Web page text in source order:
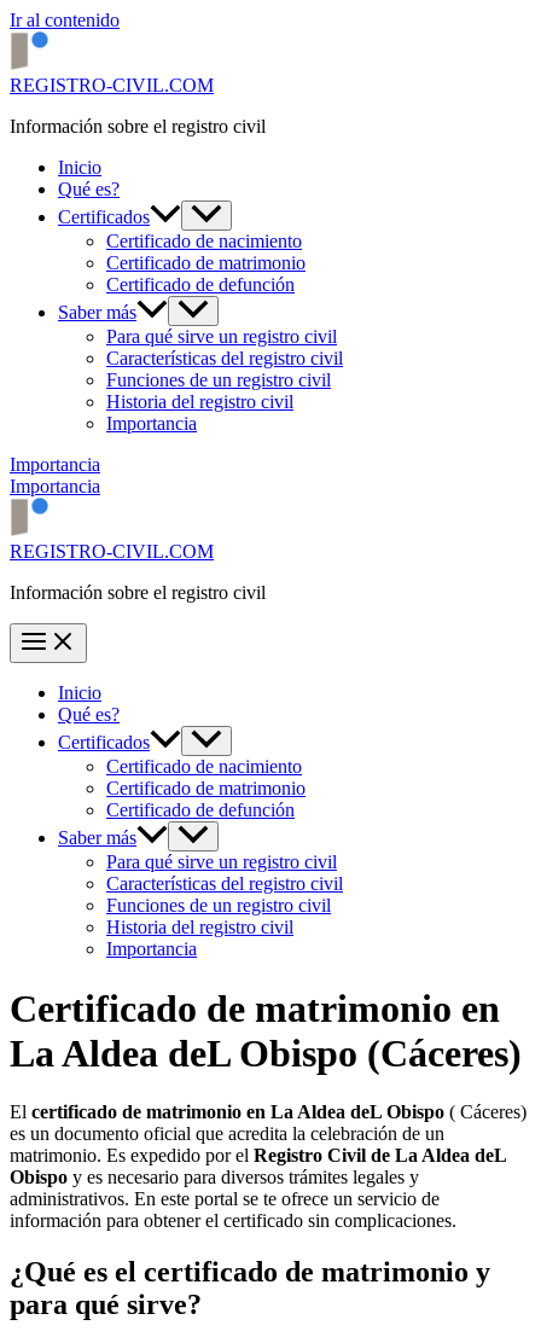
Ir al contenido
REGISTRO-CIVIL.COM
Información sobre el registro civil
Inicio
Qué es?
Certificados
Certificado de nacimiento
Certificado de matrimonio
Certificado de defunción
Saber más
Para qué sirve un registro civil
Características del registro civil
Funciones de un registro civil
Historia del registro civil
Importancia
Importancia
Importancia
REGISTRO-CIVIL.COM
Información sobre el registro civil
Inicio
Qué es?
Certificados
Certificado de nacimiento
Certificado de matrimonio
Certificado de defunción
Saber más
Para qué sirve un registro civil
Características del registro civil
Funciones de un registro civil
Historia del registro civil
Importancia
Certificado de matrimonio en
La Aldea deL Obispo (Cáceres)
El certificado de matrimonio en La Aldea deL Obispo ( Cáceres)
es un documento oficial que acredita la celebración de un
matrimonio. Es expedido por el Registro Civil de La Aldea deL
Obispo y es necesario para diversos trámites legales y
administrativos. En este portal se te ofrece un servicio de
información para obtener el certificado sin complicaciones.
¿Qué es el certificado de matrimonio y
para qué sirve?